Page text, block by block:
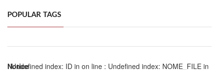
POPULAR TAGS
Notice
: Undefined index: ID in on line : Undefined index: NOME_FILE in